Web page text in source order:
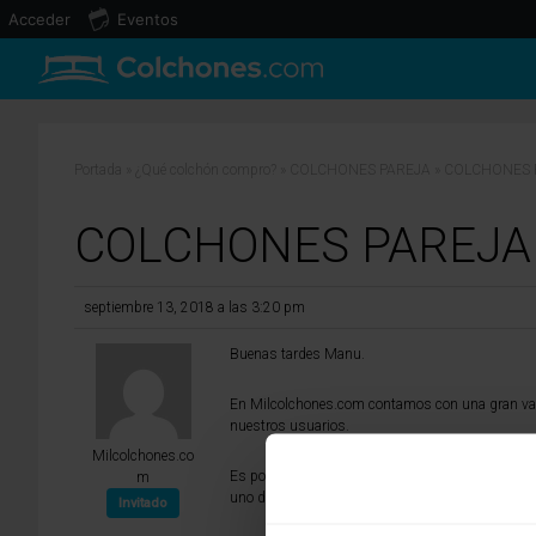
COLCHONES PAREJA
septiembre 13, 2018 a las 3:20 pm
Milcolchones.co
m
Invitado
Buenas tardes Manu.
En Milcolchones.com contamos con una gran
nuestros usuarios.
Es por ello que si estáis buscanod un colchón
uno de nuestros asesores os ayude a encontrar
Acceder Eventos